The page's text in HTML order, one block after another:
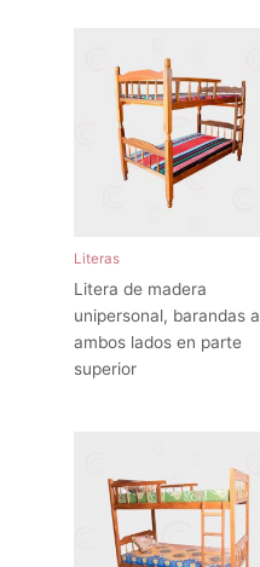
Literas
Litera de madera
unipersonal, barandas a
ambos lados en parte
superior